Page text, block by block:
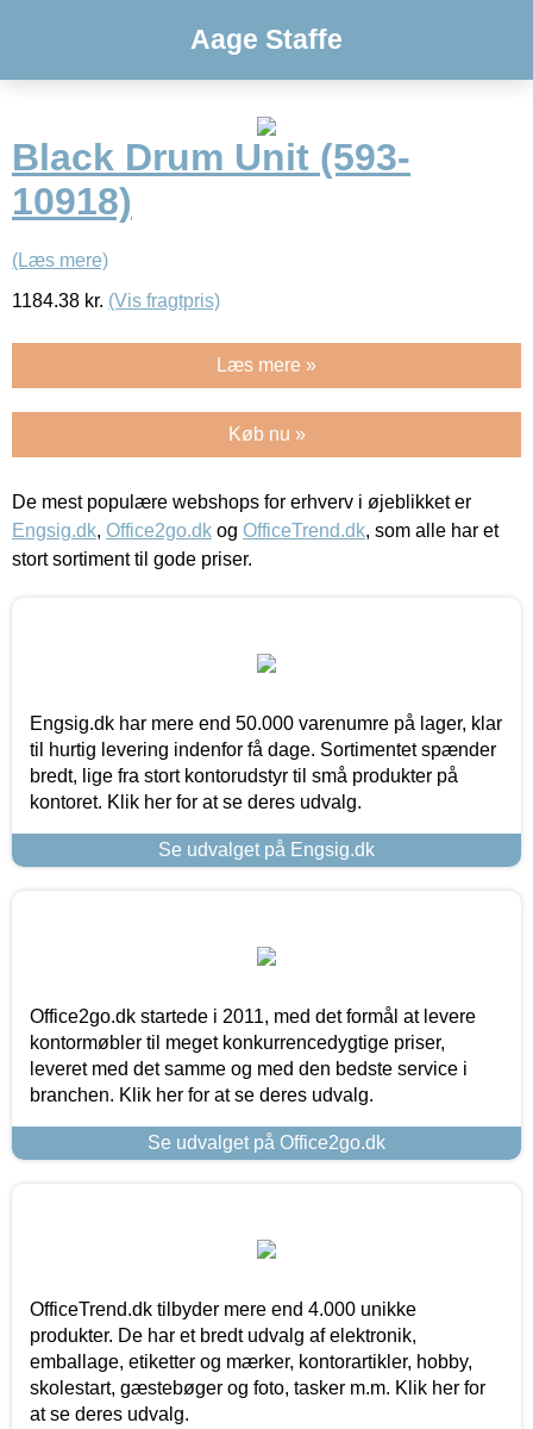
Aage Staffe
Black Drum Unit (593-
10918)
(Læs mere)
1184.38 kr. (Vis fragtpris)
Læs mere »
Køb nu »
De mest populære webshops for erhverv i øjeblikket er
Engsig.dk, Office2go.dk og OfficeTrend.dk, som alle har et
stort sortiment til gode priser.
Engsig.dk har mere end 50.000 varenumre på lager, klar
til hurtig levering indenfor få dage. Sortimentet spænder
bredt, lige fra stort kontorudstyr til små produkter på
kontoret. Klik her for at se deres udvalg.
Se udvalget på Engsig.dk
Office2go.dk startede i 2011, med det formål at levere
kontormøbler til meget konkurrencedygtige priser,
leveret med det samme og med den bedste service i
branchen. Klik her for at se deres udvalg.
Se udvalget på Office2go.dk
OfficeTrend.dk tilbyder mere end 4.000 unikke
produkter. De har et bredt udvalg af elektronik,
emballage, etiketter og mærker, kontorartikler, hobby,
skolestart, gæstebøger og foto, tasker m.m. Klik her for
at se deres udvalg.